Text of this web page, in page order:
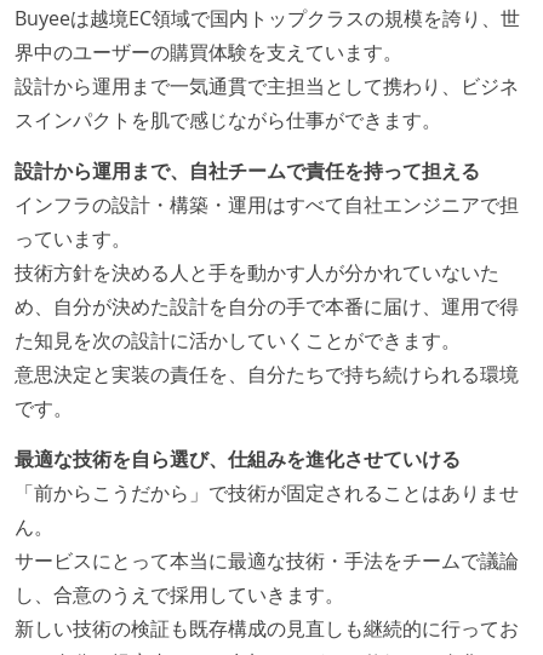
Buyeeは越境EC領域で国内トップクラスの規模を誇り、世
界中のユーザーの購買体験を支えています。
設計から運用まで一気通貫で主担当として携わり、ビジネ
スインパクトを肌で感じながら仕事ができます。
設計から運用まで、自社チームで責任を持って担える
インフラの設計・構築・運用はすべて自社エンジニアで担
っています。
技術方針を決める人と手を動かす人が分かれていないた
め、自分が決めた設計を自分の手で本番に届け、運用で得
た知見を次の設計に活かしていくことができます。
意思決定と実装の責任を、自分たちで持ち続けられる環境
です。
最適な技術を自ら選び、仕組みを進化させていける
「前からこうだから」で技術が固定されることはありませ
ん。
サービスにとって本当に最適な技術・手法をチームで議論
し、合意のうえで採用していきます。
新しい技術の検証も既存構成の見直しも継続的に行ってお